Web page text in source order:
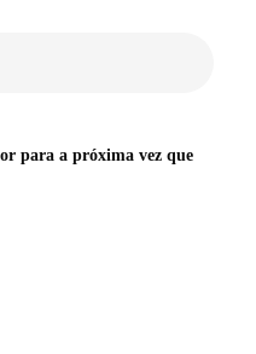
para a próxima vez que